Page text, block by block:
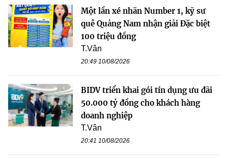
Một lần xé nhãn Number 1, kỹ sư
quê Quảng Nam nhận giải Đặc biệt
100 triệu đồng
T.Vân
20:49 10/08/2026
BIDV triển khai gói tín dụng ưu đãi
50.000 tỷ đồng cho khách hàng
doanh nghiệp
T.Vân
20:41 10/08/2026